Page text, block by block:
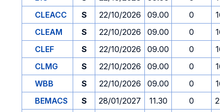
CLEACC
S 22/10/2026 09.00 0
CLEAM
S 22/10/2026 09.00 0
CLEF
S 22/10/2026 09.00 0
CLMG
S 22/10/2026 09.00 0
WBB
S 22/10/2026 09.00 0
BEMACS
S 28/01/2027 11.30 0